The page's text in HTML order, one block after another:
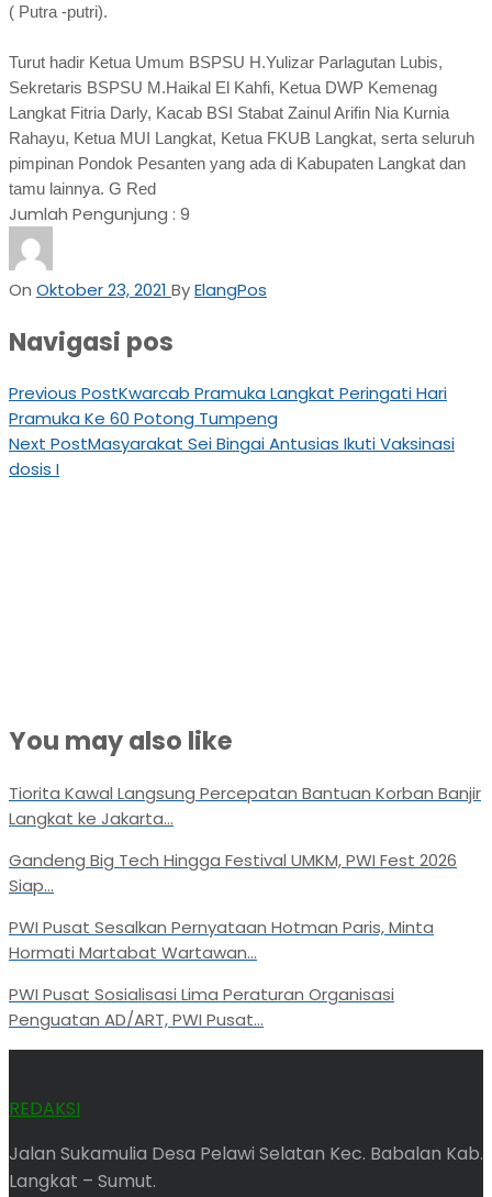
( Putra -putri).
Turut hadir Ketua Umum BSPSU H.Yulizar Parlagutan Lubis,
Sekretaris BSPSU M.Haikal El Kahfi, Ketua DWP Kemenag
Langkat Fitria Darly, Kacab BSI Stabat Zainul Arifin Nia Kurnia
Rahayu, Ketua MUI Langkat, Ketua FKUB Langkat, serta seluruh
pimpinan Pondok Pesanten yang ada di Kabupaten Langkat dan
tamu lainnya. G Red
Jumlah Pengunjung : 9
On Oktober 23, 2021 ByElangPos
Navigasi pos
Previous PostKwarcab Pramuka Langkat Peringati Hari
Pramuka Ke 60 Potong Tumpeng
Next PostMasyarakat Sei Bingai Antusias Ikuti Vaksinasi
dosis I
You may also like
Tiorita Kawal Langsung Percepatan Bantuan Korban Banjir
Langkat ke Jakarta...
Gandeng Big Tech Hingga Festival UMKM, PWI Fest 2026
Siap...
PWI Pusat Sesalkan Pernyataan Hotman Paris, Minta
Hormati Martabat Wartawan...
PWI Pusat Sosialisasi Lima Peraturan Organisasi
Penguatan AD/ART, PWI Pusat...
REDAKSI
Jalan Sukamulia Desa Pelawi Selatan Kec. Babalan Kab.
Langkat – Sumut.